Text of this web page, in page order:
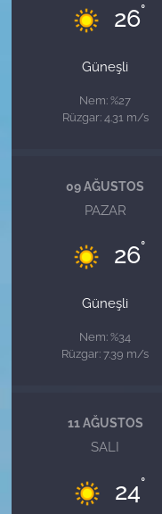
26°
Güneşli
Nem: %27
Rüzgar: 4.31 m/s
09 AĞUSTOS
PAZAR
26°
Güneşli
Nem: %34
Rüzgar: 7.39 m/s
11 AĞUSTOS
SALI
24°